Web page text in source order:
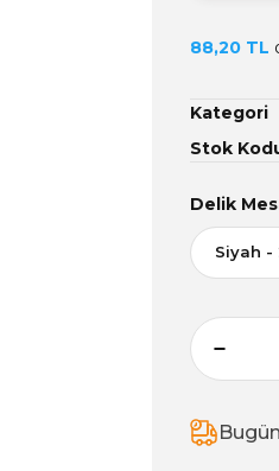
88,20 TL
Kategori
Stok
Delik